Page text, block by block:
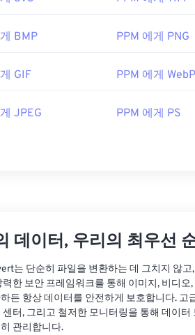
BMP PPM 에게 PNG
GIF PPM 에게 WebP
JPEG PPM 에게 PS
데이터, 우리의 최우선
는 단순히 파일을 변환하는 데 그치지 않고
력한 보안 프레임워크를 통해 이미지, 비디오
든 항상 데이터를 안전하게 보호합니다. 고
센터, 그리고 철저한 모니터링을 통해 데이터
관리합니다.